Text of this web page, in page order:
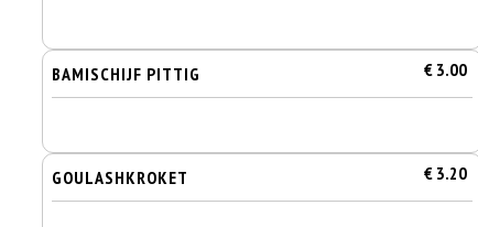
BAMISCHIJF PITTIG € 3.00
GOULASHKROKET € 3.20